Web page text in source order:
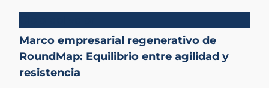
Marco empresarial regenerativo de
RoundMap: Equilibrio entre agilidad y
resistencia